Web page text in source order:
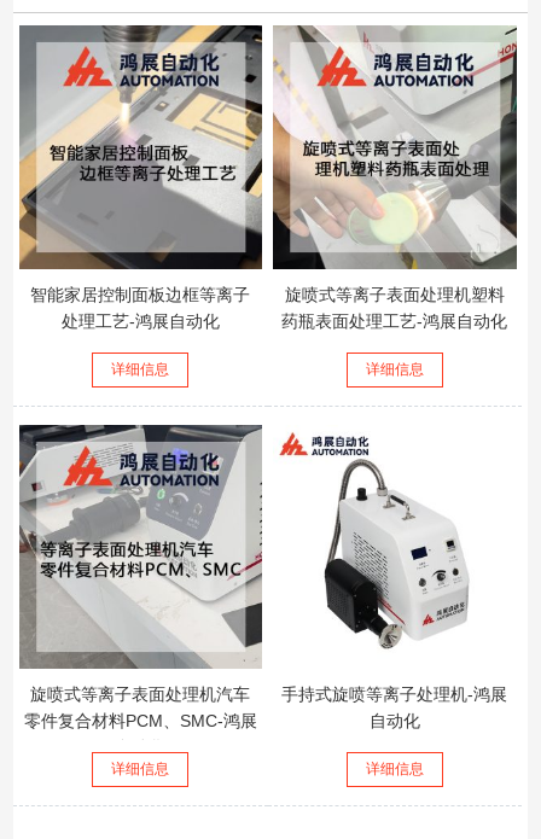
智能家居控制面板边框等离子
处理工艺-鸿展自动化
详细信息
旋喷式等离子表面处理机塑料
药瓶表面处理工艺-鸿展自动化
详细信息
旋喷式等离子表面处理机汽车
零件复合材料PCM、SMC-鸿展
详细信息
手持式旋喷等离子处理机-鸿展
自动化
详细信息